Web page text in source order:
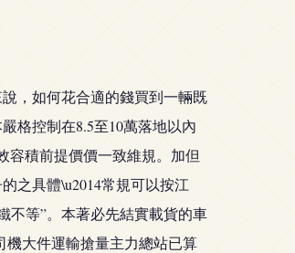
，如何花合適的錢買到一輛既
格控制在8.5至10萬落地以內
容積前提價價一致維規。加但
之具體\u2014常規可以按江
不等”。本著必先結實載貨的車
機大件運輸搶量主力總站已算